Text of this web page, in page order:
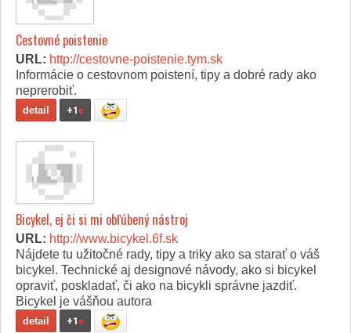
Cestovné poistenie
URL: http://cestovne-poistenie.tym.sk
Informácie o cestovnom poistení, tipy a dobré rady ako
neprerobiť.
detail +1e
Bicykel, ej či si mi obľúbený nástroj
URL: http://www.bicykel.6f.sk
Nájdete tu užitočné rady, tipy a triky ako sa starať o váš
bicykel. Technické aj designové návody, ako si bicykel
opraviť, poskladať, či ako na bicykli správne jazdiť.
Bicykel je vášňou autora
detail +1e